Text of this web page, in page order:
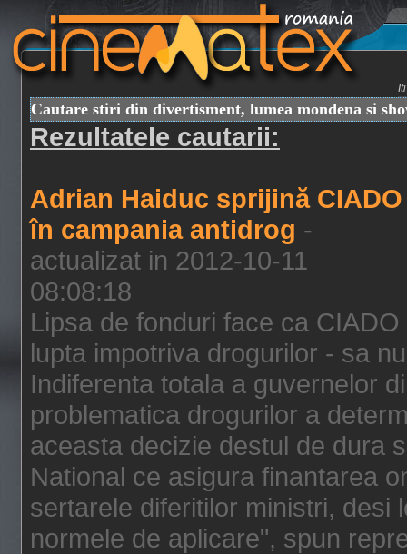
Cautare stiri din divertisment, lumea mondena si
Rezultatele cautarii:
Adrian Haiduc sprijină CIADO
în campania antidrog -
actualizat in 2012-10-11
08:08:18
Lipsa de fonduri face ca
lupta impotriva drogurilor - sa
Indiferenta totala a guvernelor
problematica drogurilor a
aceasta decizie destul de dura
National ce asigura finantarea
sertarele diferitilor ministri, desi
normele de aplicare", spun